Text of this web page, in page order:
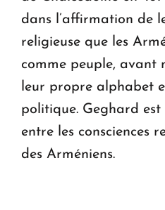
dans l’affirmation de
religieuse que les
comme peuple, avant
leur propre alphabet
politique. Geghard est
entre les consciences
des Arméniens.